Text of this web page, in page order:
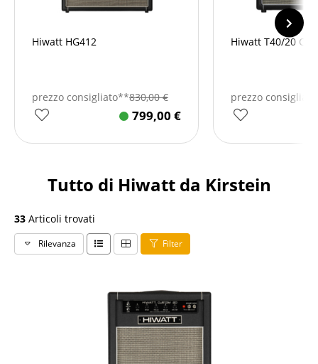
Hiwatt HG412
prezzo consigliato**830,00€
799,00 €
Hiwatt T40/20
prezzo
Tutto di Hiwatt da Kirstein
33 Articoli trovati
Rilevanza Filter